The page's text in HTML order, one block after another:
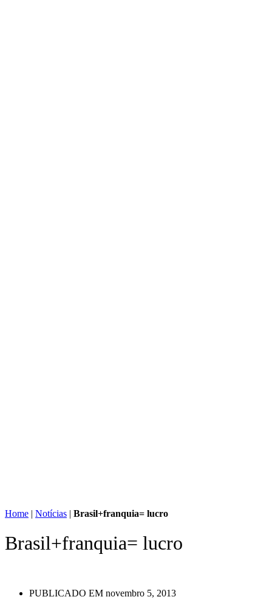
Home | Notícias | Brasil+franquia= lucro
Brasil+franquia= lucro
PUBLICADO EM novembro 5, 2013